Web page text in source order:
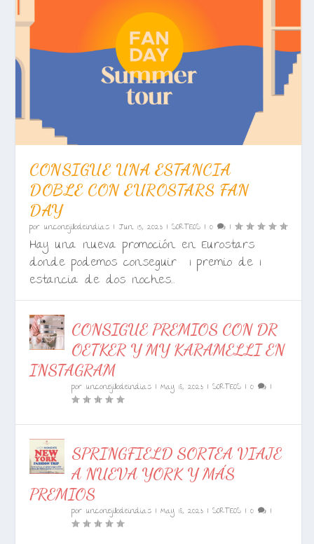
CONSIGUE UNA ESTANCIA
DOBLE CON EUROSTARS FAN
DAY
porunconejillodeindias | Jun 15, 2023 |SORTEOS |0 |
Hay una nueva promoción en Eurostars
donde podemos conseguir 1 premio de 1
estancia de dos noches...
CONSIGUE PREMIOS CON DR
OETKER Y MY KARAMELLI EN
INSTAGRAM
porunconejillodeindias |May 18, 2023 |SORTEOS |0 |
SPRINGFIELD SORTEA VIAJE
A NUEVA YORK Y MÁS
PREMIOS
porunconejillodeindias |May 18, 2023 |SORTEOS |0 |